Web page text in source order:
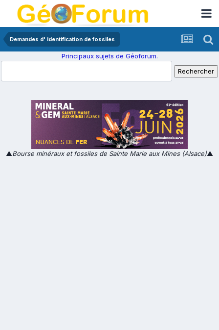
Demandes d' identification de fossiles
Principaux sujets de Géoforum.
▲Bourse minéraux et fossiles de Sainte Marie aux Mines (Alsace)▲